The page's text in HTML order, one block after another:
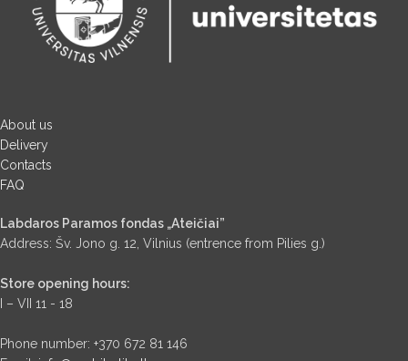
About us
Delivery
Contacts
FAQ
Labdaros Paramos fondas „Ateičiai”
Address: Šv. Jono g. 12, Vilnius (entrence from Pilies g.)
Store opening hours:
I – VII 11 - 18
Phone number: +370 672 81 146